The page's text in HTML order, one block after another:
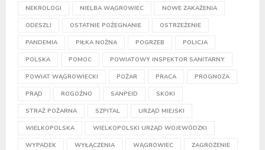
NEKROLOGI NIELBA WĄGROWIEC NOWE ZAKAŻENIA
ODESZLI OSTATNIE POŻEGNANIE OSTRZEŻENIE
PANDEMIA PIŁKA NOŻNA POGRZEB POLICJA
POLSKA POMOC POWIATOWY INSPEKTOR SANITARNY
POWIAT WĄGROWIECKI POŻAR PRACA PROGNOZA
PRĄD ROGOŹNO SANPEID SKOKI
STRAŻ POŻARNA SZPITAL URZĄD MIEJSKI
WIELKOPOLSKA WIELKOPOLSKI URZĄD WOJEWÓDZKI
WYPADEK WYŁĄCZENIA WĄGROWIEC ZAGROŻENIE